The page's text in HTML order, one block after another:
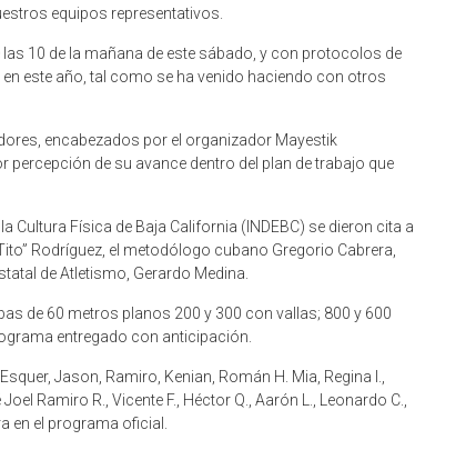
equipos representativos.
10 de la mañana de este sábado, y con protocolos de
este año, tal como se ha venido haciendo con otros
encabezados por el organizador Mayestik
de su avance dentro del plan de trabajo que
Cultura Física de Baja California (INDEBC) se dieron cita a
Rodríguez, el metodólogo cubano Gregorio Cabrera,
de Atletismo, Gerardo Medina.
de 60 metros planos 200 y 300 con vallas; 800 y 600
entregado con anticipación.
Jason, Ramiro, Kenian, Román H. Mia, Regina I.,
Ramiro R., Vicente F., Héctor Q., Aarón L., Leonardo C.,
en el programa oficial.